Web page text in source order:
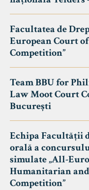
Facultatea de
European Court
Competition”
Team BBU for
Law Moot Court
București
Echipa Facultății
orală a
simulate „All-
Humanitarian
Competition”